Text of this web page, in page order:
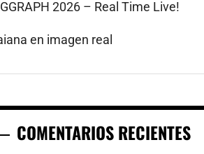
2026 – Real Time Live!
en imagen real
COMENTARIOS RECIENTES